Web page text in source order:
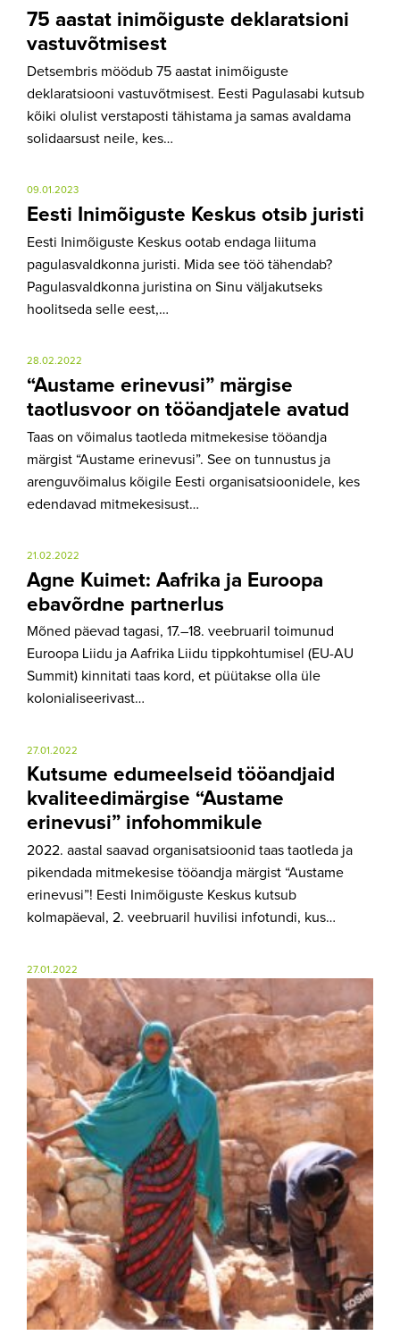
75 aastat inimõiguste deklaratsioni
vastuvõtmisest
Detsembris möödub 75 aastat inimõiguste
deklaratsiooni vastuvõtmisest. Eesti Pagulasabi kutsub
kõiki olulist verstaposti tähistama ja samas avaldama
solidaarsust neile, kes…
09.01.2023
Eesti Inimõiguste Keskus otsib juristi
Eesti Inimõiguste Keskus ootab endaga liituma
pagulasvaldkonna juristi. Mida see töö tähendab?
Pagulasvaldkonna juristina on Sinu väljakutseks
hoolitseda selle eest,…
28.02.2022
“Austame erinevusi” märgise
taotlusvoor on tööandjatele avatud
Taas on võimalus taotleda mitmekesise tööandja
märgist “Austame erinevusi”. See on tunnustus ja
arenguvõimalus kõigile Eesti organisatsioonidele, kes
edendavad mitmekesisust…
21.02.2022
Agne Kuimet: Aafrika ja Euroopa
ebavõrdne partnerlus
Mõned päevad tagasi, 17.–18. veebruaril toimunud
Euroopa Liidu ja Aafrika Liidu tippkohtumisel (EU-AU
Summit) kinnitati taas kord, et püütakse olla üle
kolonialiseerivast…
27.01.2022
Kutsume edumeelseid tööandjaid
kvaliteedimärgise “Austame
erinevusi” infohommikule
2022. aastal saavad organisatsioonid taas taotleda ja
pikendada mitmekesise tööandja märgist “Austame
erinevusi”! Eesti Inimõiguste Keskus kutsub
kolmapäeval, 2. veebruaril huvilisi infotundi, kus…
27.01.2022